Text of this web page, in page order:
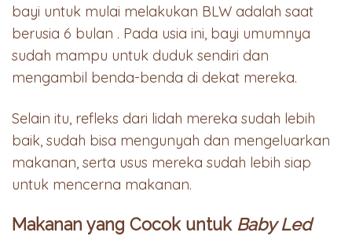
bayi untuk mulai melakukan BLW adalah saat
berusia 6 bulan . Pada usia ini, bayi umumnya
sudah mampu untuk duduk sendiri dan
mengambil benda-benda di dekat mereka.
Selain itu, refleks dari lidah mereka sudah lebih
baik, sudah bisa mengunyah dan mengeluarkan
makanan, serta usus mereka sudah lebih siap
untuk mencerna makanan.
Makanan yang Cocok untuk Baby Led